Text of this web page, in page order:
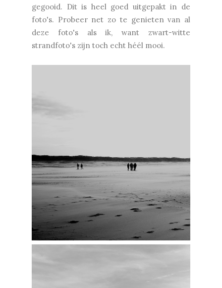
gegooid. Dit is heel goed uitgepakt in de
foto's. Probeer net zo te genieten van al
deze foto's als ik, want zwart-witte
strandfoto's zijn toch echt héél mooi.